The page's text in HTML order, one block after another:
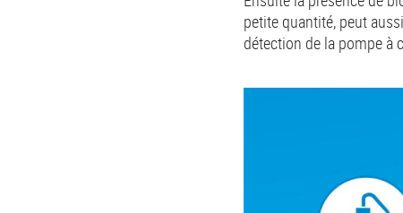
petite quantité, peut
détection de la pompe à